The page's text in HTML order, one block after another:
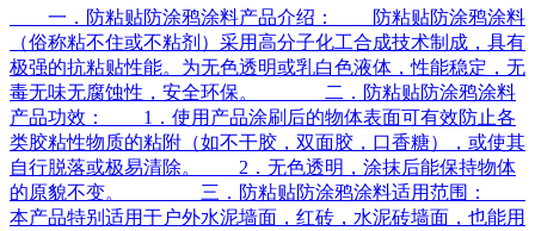
一．防粘贴防涂鸦涂料产品介绍： 防粘贴防涂鸦涂料
（俗称粘不住或不粘剂）采用高分子化工合成技术制成，具有
极强的抗粘贴性能。为无色透明或乳白色液体，性能稳定，无
毒无味无腐蚀性，安全环保。 二．防粘贴防涂鸦涂料
产品功效： 1．使用产品涂刷后的物体表面可有效防止各
类胶粘性物质的粘附（如不干胶，双面胶，口香糖），或使其
自行脱落或极易清除。 2．无色透明，涂抹后能保持物体
的原貌不变。 三．防粘贴防涂鸦涂料适用范围：
本产品特别适用于户外水泥墙面，红砖，水泥砖墙面，也能用